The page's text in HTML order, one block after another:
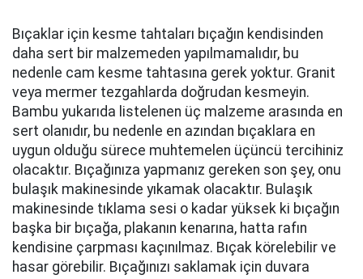
Bıçaklar için kesme tahtaları bıçağın kendisinden
daha sert bir malzemeden yapılmamalıdır, bu
nedenle cam kesme tahtasına gerek yoktur. Granit
veya mermer tezgahlarda doğrudan kesmeyin.
Bambu yukarıda listelenen üç malzeme arasında en
sert olanıdır, bu nedenle en azından bıçaklara en
uygun olduğu sürece muhtemelen üçüncü tercihiniz
olacaktır. Bıçağınıza yapmanız gereken son şey, onu
bulaşık makinesinde yıkamak olacaktır. Bulaşık
makinesinde tıklama sesi o kadar yüksek ki bıçağın
başka bir bıçağa, plakanın kenarına, hatta rafın
kendisine çarpması kaçınılmaz. Bıçak körelebilir ve
hasar görebilir. Bıçağınızı saklamak için duvara